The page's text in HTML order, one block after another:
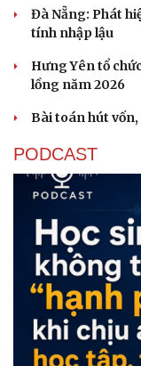
Đà Nẵng: Phát
tính nhập lậu
Hưng Yên tổ
lồng năm 2026
Bài toán hút
PODCAST